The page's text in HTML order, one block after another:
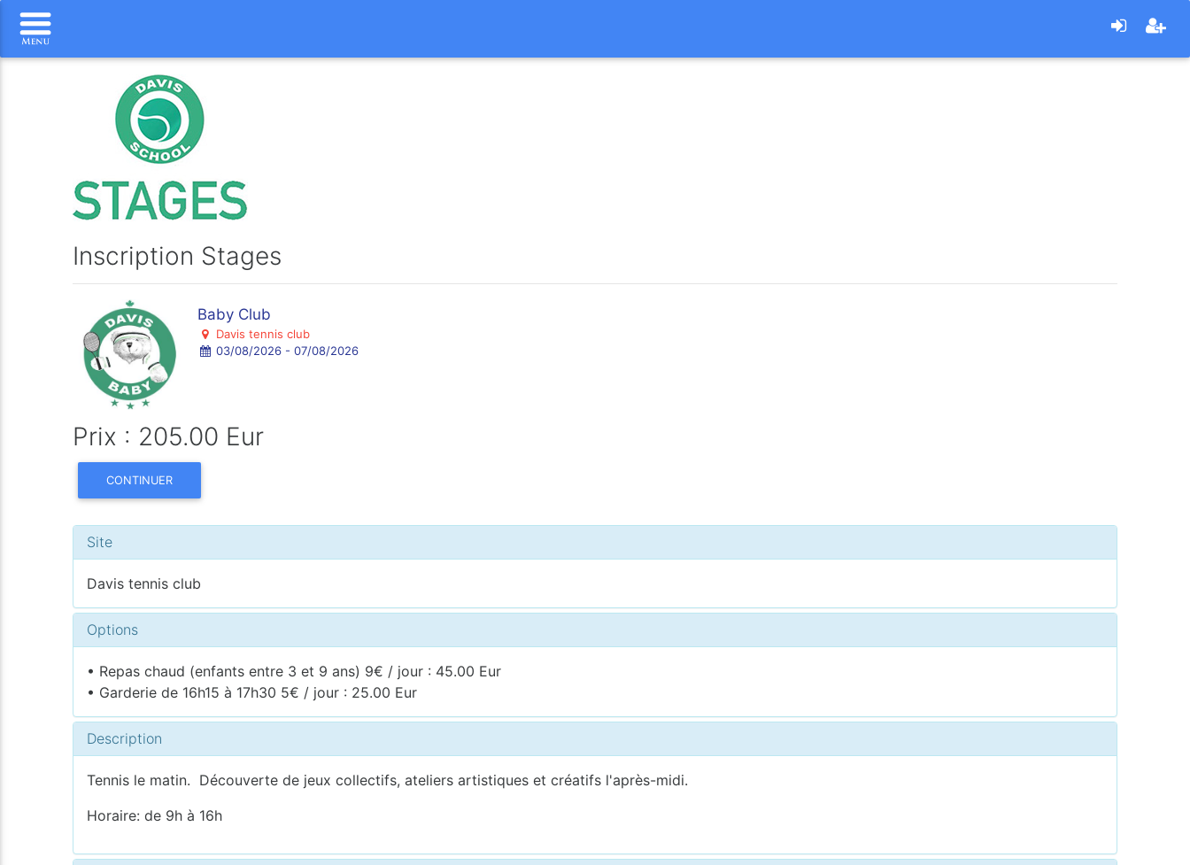
Inscription Stages
Baby Club
Davis tennis club
03/08/2026 - 07/08/2026
Prix : 205.00 Eur
CONTINUER
Site
Davis tennis club
Options
• Repas chaud (enfants entre 3 et 9 ans) 9€ / jour : 45.00 Eur
• Garderie de 16h15 à 17h30 5€ / jour : 25.00 Eur
Description
Tennis le matin. Découverte de jeux collectifs, ateliers artistiques et créatifs l'après-midi.
Horaire: de 9h à 16h